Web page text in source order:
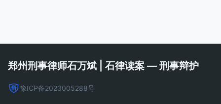
郑州刑事律师石万斌 | 石律读案 — 刑事辩护
豫ICP备2023005288号